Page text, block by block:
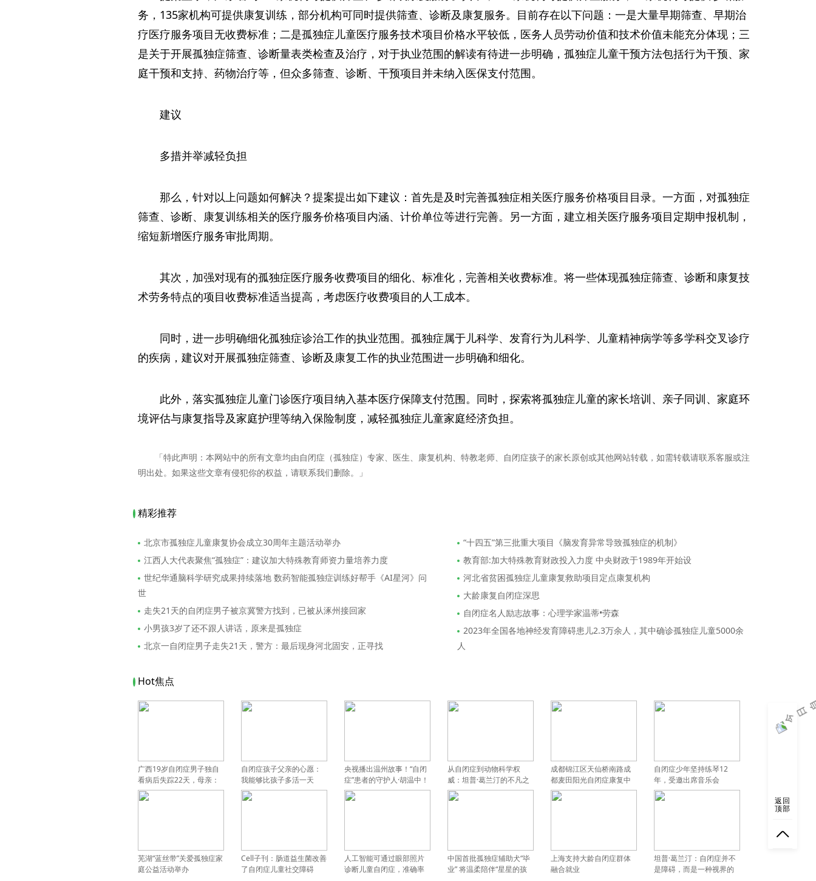
务，135家机构可提供康复训练，部分机构可同时提供筛查、诊断及康复服务。目前存在以下问题：一是大量早期筛查、早期治
疗医疗服务项目无收费标准；二是孤独症儿童医疗服务技术项目价格水平较低，医务人员劳动价值和技术价值未能充分体现；三
是关于开展孤独症筛查、诊断量表类检查及治疗，对于执业范围的解读有待进一步明确，孤独症儿童干预方法包括行为干预、家
庭干预和支持、药物治疗等，但众多筛查、诊断、干预项目并未纳入医保支付范围。
建议
多措并举减轻负担
那么，针对以上问题如何解决？提案提出如下建议：首先是及时完善孤独症相关医疗服务价格项目目录。一方面，对孤独症
筛查、诊断、康复训练相关的医疗服务价格项目内涵、计价单位等进行完善。另一方面，建立相关医疗服务项目定期申报机制，
缩短新增医疗服务审批周期。
其次，加强对现有的孤独症医疗服务收费项目的细化、标准化，完善相关收费标准。将一些体现孤独症筛查、诊断和康复技
术劳务特点的项目收费标准适当提高，考虑医疗收费项目的人工成本。
同时，进一步明确细化孤独症诊治工作的执业范围。孤独症属于儿科学、发育行为儿科学、儿童精神病学等多学科交叉诊疗
的疾病，建议对开展孤独症筛查、诊断及康复工作的执业范围进一步明确和细化。
此外，落实孤独症儿童门诊医疗项目纳入基本医疗保障支付范围。同时，探索将孤独症儿童的家长培训、亲子同训、家庭环
境评估与康复指导及家庭护理等纳入保险制度，减轻孤独症儿童家庭经济负担。
「特此声明：本网站中的所有文章均由自闭症（孤独症）专家、医生、康复机构、特教老师、自闭症孩子的家长原创或其他网站转载，如需转载请联系客服或注
明出处。如果这些文章有侵犯你的权益，请联系我们删除。」
精彩推荐
北京市孤独症儿童康复协会成立30周年主题活动举办
江西人大代表聚焦“孤独症”：建议加大特殊教育师资力量培养力度
世纪华通脑科学研究成果持续落地 数药智能孤独症训练好帮手《AI星河》问
世
走失21天的自闭症男子被京冀警方找到，已被从涿州接回家
小男孩3岁了还不跟人讲话，原来是孤独症
北京一自闭症男子走失21天，警方：最后现身河北固安，正寻找
“十四五”第三批重大项目《脑发育异常导致孤独症的机制》
教育部:加大特殊教育财政投入力度 中央财政于1989年开始设
河北省贫困孤独症儿童康复救助项目定点康复机构
大龄康复自闭症深思
自闭症名人励志故事：心理学家温蒂•劳森
2023年全国各地神经发育障碍患儿2.3万余人，其中确诊孤独症儿童5000余
人
Hot焦点
广西19岁自闭症男子独自
看病后失踪22天，母亲：
是我大意了
自闭症孩子父亲的心愿：
我能够比孩子多活一天
央视播出温州故事！“自闭
症”患者的守护人·胡温中！
从自闭症到动物科学权
威：坦普·葛兰汀的不凡之
路
成都锦江区天仙桥南路成
都麦田阳光自闭症康复中
心突然闭店
自闭症少年坚持练琴12
年，受邀出席音乐会
芜湖“蓝丝带”关爱孤独症家
庭公益活动举办
Cell子刊：肠道益生菌改善
了自闭症儿童社交障碍
人工智能可通过眼部照片
诊断儿童自闭症，准确率
中国首批孤独症辅助犬“毕
业” 将温柔陪伴“星星的孩
上海支持大龄自闭症群体
融合就业
坦普·葛兰汀：自闭症并不
是障碍，而是一种视界的
返回
顶部